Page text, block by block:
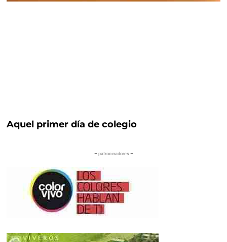
Aquel primer día de colegio
– patrocinadores –